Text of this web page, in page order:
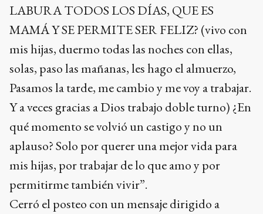
LABURA TODOS LOS DÍAS, QUE ES
MAMÁ Y SE PERMITE SER FELIZ? (vivo con
mis hijas, duermo todas las noches con ellas,
solas, paso las mañanas, les hago el almuerzo,
Pasamos la tarde, me cambio y me voy a trabajar.
Y a veces gracias a Dios trabajo doble turno) ¿En
qué momento se volvió un castigo y no un
aplauso? Solo por querer una mejor vida para
mis hijas, por trabajar de lo que amo y por
permitirme también vivir”.
Cerró el posteo con un mensaje dirigido a